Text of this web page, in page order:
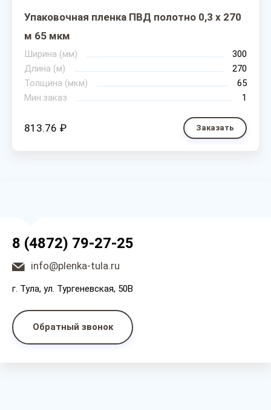
Упаковочная пленка ПВД полотно 0,3 х 270
м 65 мкм
Ширина (мм)
300
Длина (м)
270
Толщина (мкм)
65
Мин.заказ
1
813.76 ₽ Заказать
8 (4872) 79-27-25
info@plenka-tula.ru
г. Тула, ул. Тургеневская, 50В
Обратный звонок